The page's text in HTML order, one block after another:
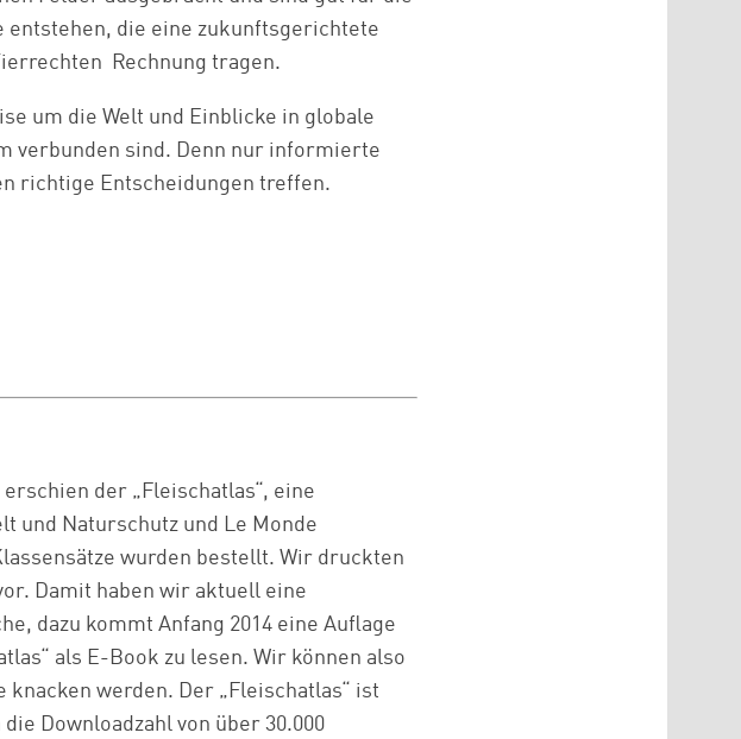
die eine zukunftsgerichtete
Rechnung tragen.
um die Welt und Einblicke in globale
verbunden sind. Denn nur informierte
richtige Entscheidungen treffen.
der „Fleischatlas“, eine
und Naturschutz und Le Monde
wurden bestellt. Wir druckten
Damit haben wir aktuell eine
dazu kommt Anfang 2014 eine Auflage
als E-Book zu lesen. Wir können also
werden. Der „Fleischatlas“ ist
Downloadzahl von über 30.000